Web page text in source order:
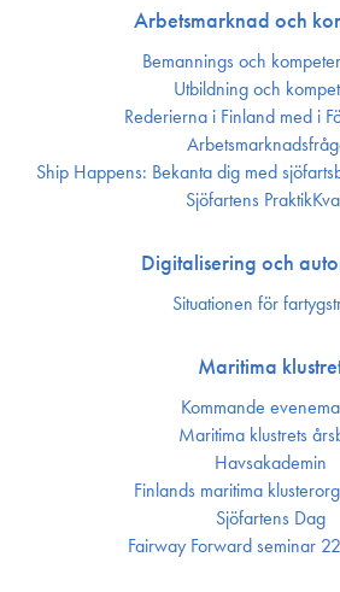
Arbetsmarknad och
Bemannings och
Utbildning och
Rederierna i Finland med i
Ship Happens: Bekanta dig med
Sjöfartens
Digitalisering och
Situationen för
Maritima
Kommande
Maritima klustrets
Havsakademin
Finlands maritima
Sjöfartens Dag
Fairway Forward seminar